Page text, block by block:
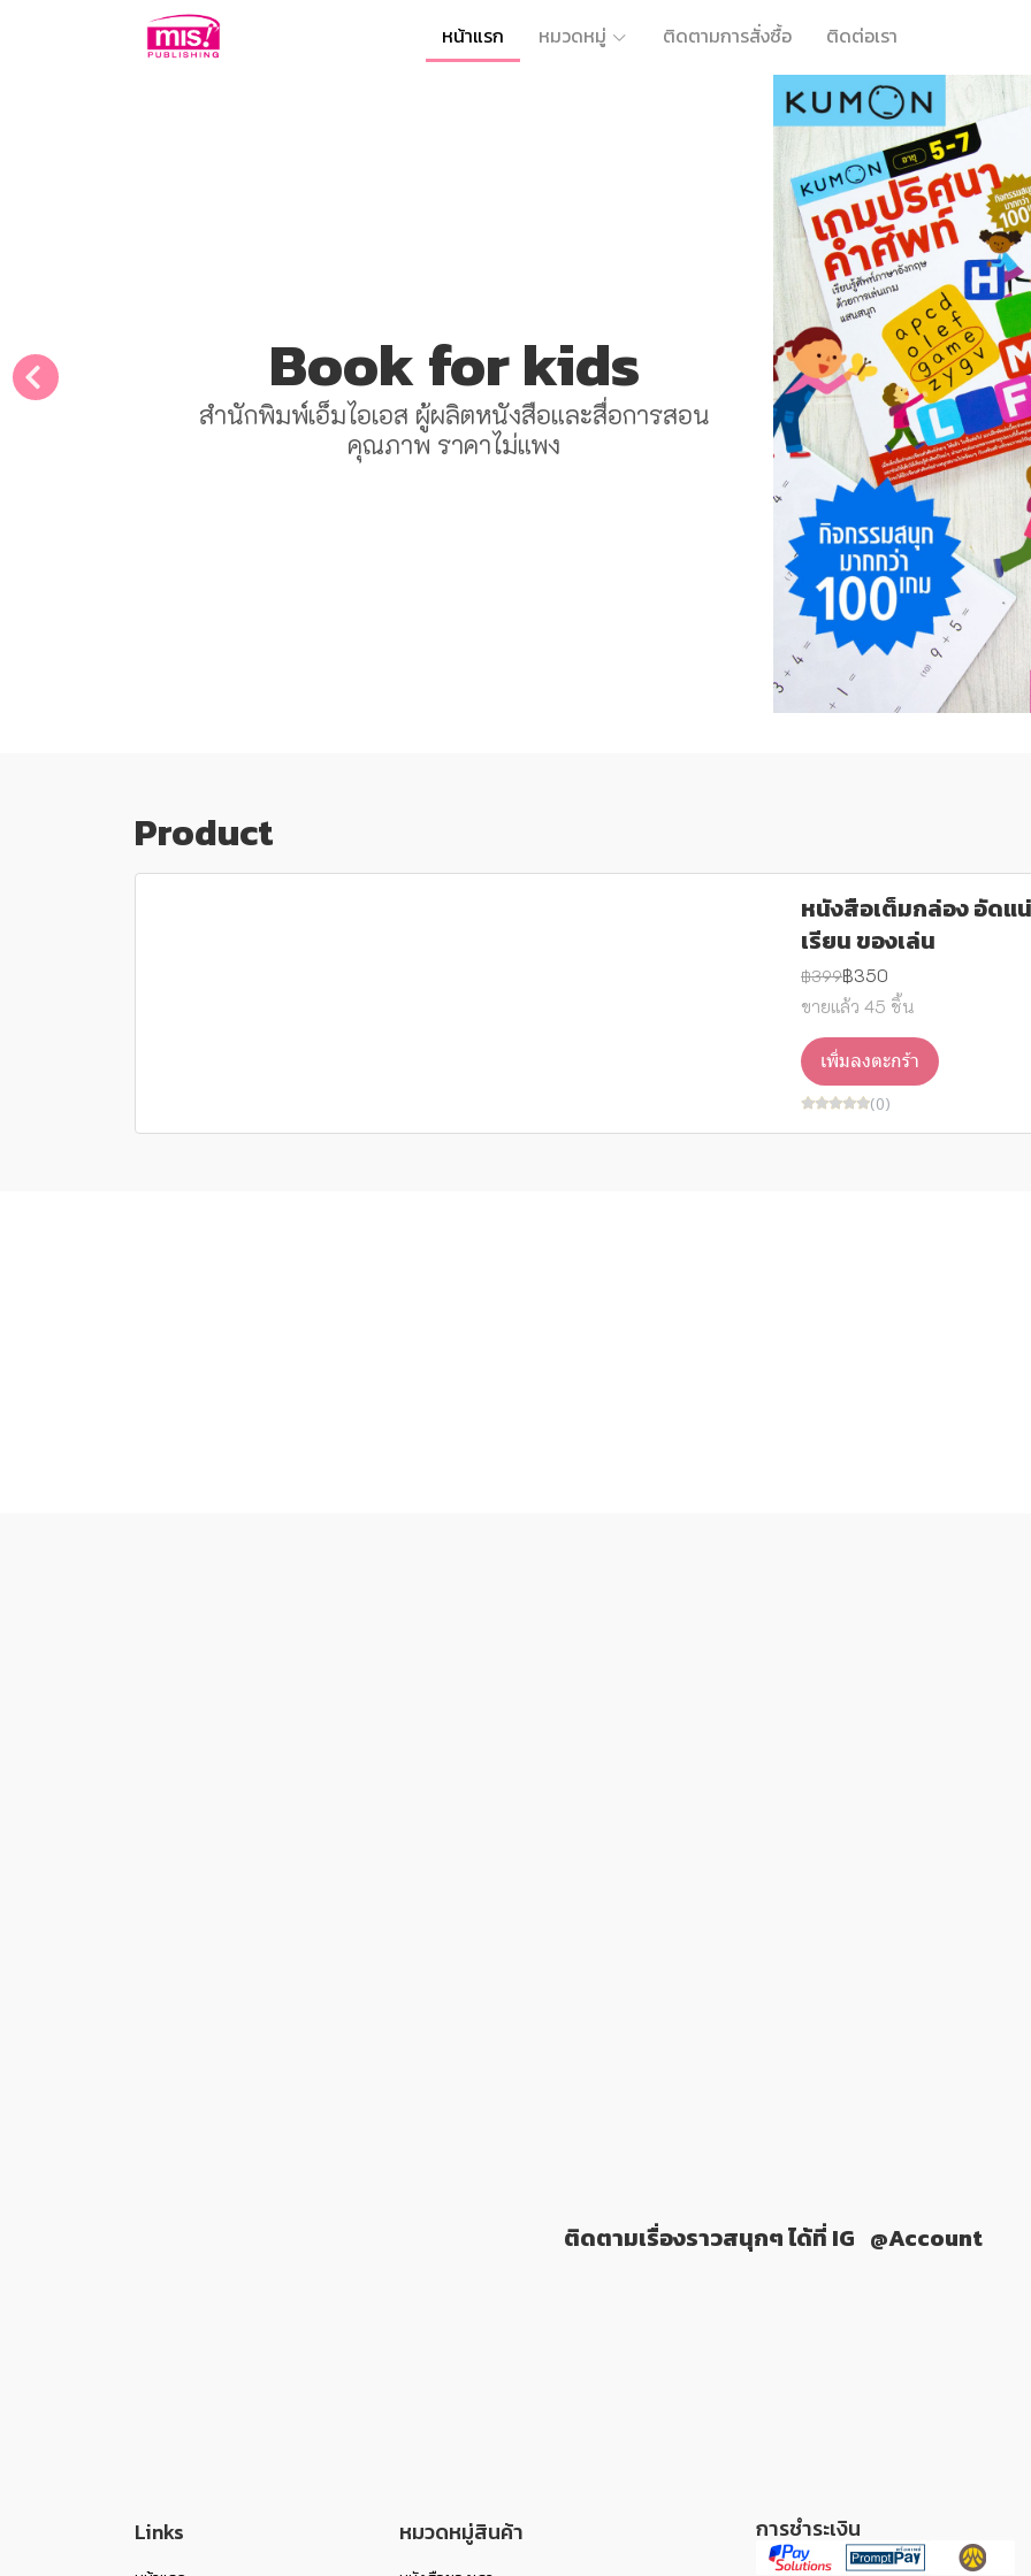
หน้าแรก หมวดหมู่ ติดตามการสั่งซื้อ ติดต่อเรา
Book for kids
สำนักพิมพ์เอ็มไอเอส ผู้ผลิตหนังสือและสื่อการสอน
คุณภาพ ราคาไม่แพง
Product
หนังสือเต็มกล่อง อัดแ
เรียน ของเล่น
฿399฿350
ขายแล้ว 45 ชิ้น
เพิ่มลงตะกร้า
(0)
ติดตามเรื่องราวสนุกๆ ได้ที่ IG @Account
Links หมวดหมู่สินค้า การชำระเงิน